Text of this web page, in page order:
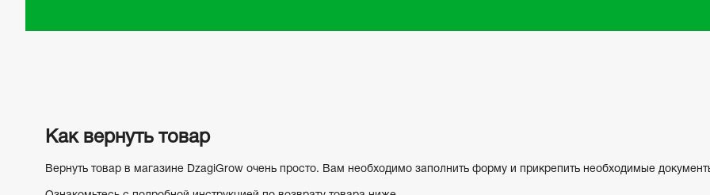
Как вернуть товар
Вернуть товар в магазине DzagiGrow очень просто. Вам необходимо заполнить форму и прикрепить необходимые